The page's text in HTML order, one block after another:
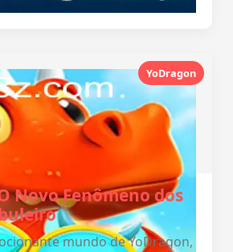
YoDragon
Novo Fenômeno dos
mundo de YoDragon,